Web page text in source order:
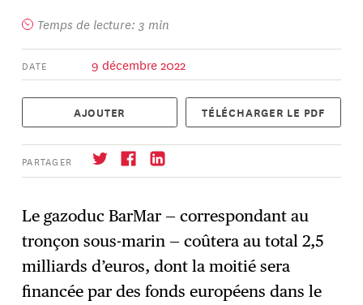
Temps de lecture: 3 min
DATE 9 décembre 2022
AJOUTER TÉLÉCHARGER LE PDF
PARTAGER
→ S'abonner
Le gazoduc BarMar — correspondant au
tronçon sous-marin — coûtera au total 2,5
milliards d’euros, dont la moitié sera
financée par des fonds européens dans le